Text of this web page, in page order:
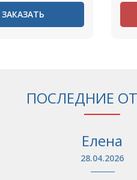
ЗАКАЗАТЬ
ПОСЛЕДНИЕ
Елена
28.04.2026